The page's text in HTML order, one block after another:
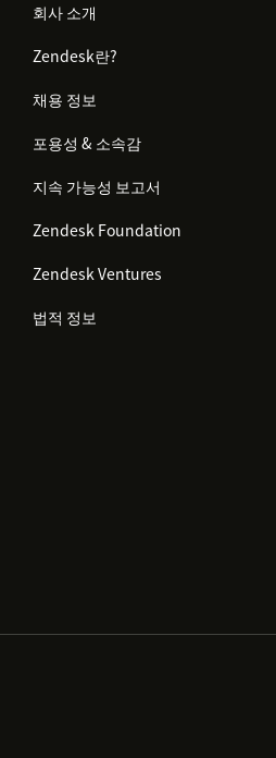
회사 소개
Zendesk란?
채용 정보
포용성 & 소속감
지속 가능성 보고서
Zendesk Foundation
Zendesk Ventures
법적 정보